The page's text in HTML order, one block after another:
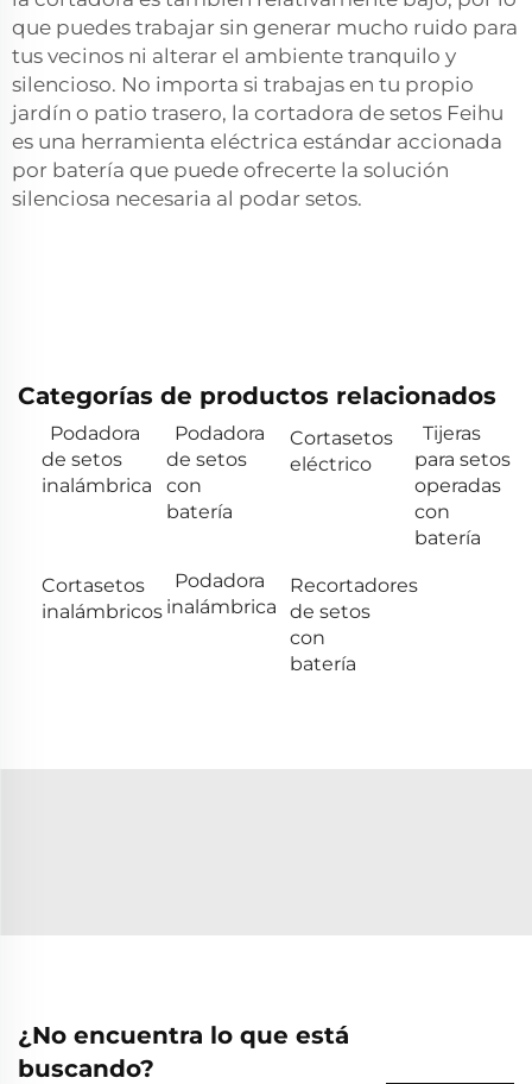
que puedes trabajar sin generar mucho ruido para
tus vecinos ni alterar el ambiente tranquilo y
silencioso. No importa si trabajas en tu propio
jardín o patio trasero, la cortadora de setos Feihu
es una herramienta eléctrica estándar accionada
por batería que puede ofrecerte la solución
silenciosa necesaria al podar setos.
Categorías de productos relacionados
Podadora
de setos
inalámbrica
Podadora
de setos
con
batería
Cortasetos
eléctrico
Tijeras
para setos
operadas
con
batería
Cortasetos
inalámbricos
Podadora
inalámbrica
Recortadores
de setos
con
batería
¿No encuentra lo que está
buscando?